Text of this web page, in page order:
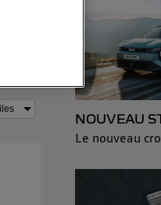
NOUVEAU
Le nouveau
en
IP
même
du mobile.